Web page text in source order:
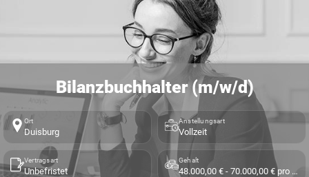
Bilanzbuchhalter (m/w/d)
Ort
Duisburg
Anstellungsart
Vollzeit
Vertragsart
Unbefristet
Gehalt
48.000,00 € - 70.000,00 € pro Jahr